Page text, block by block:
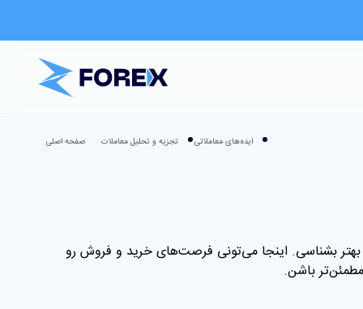
صفحه اصلی تجزیه و تحلیل معاملات ایده‌های معاملاتی
بهتر بشناسی. اینجا می‌تونی فرصت‌های خرید و فروش رو
باشن.